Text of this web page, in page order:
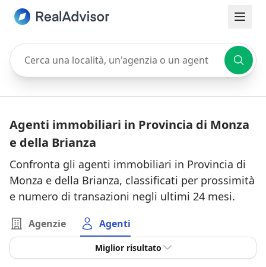
Cerca una località, un'agenzia o un agente
Agenti immobiliari in Provincia di Monza
e della Brianza
Confronta gli agenti immobiliari in Provincia di
Monza e della Brianza, classificati per prossimità
e numero di transazioni negli ultimi 24 mesi.
Agenzie Agenti
Miglior risultato